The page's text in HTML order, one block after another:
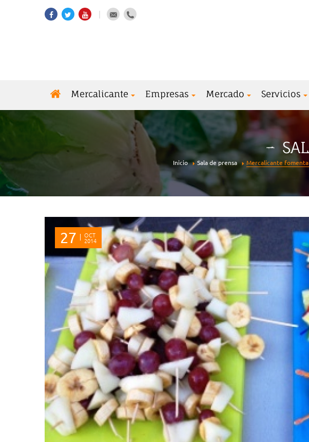
Mercalicante Empresas Mercado Servicios
Inicio Sala de prensa Mercalicante fomenta
27 OCT
2014